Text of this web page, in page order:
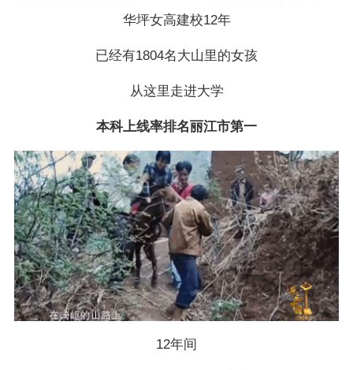
华坪女高建校12年
已经有1804名大山里的女孩
从这里走进大学
本科上线率排名丽江市第一
12年间